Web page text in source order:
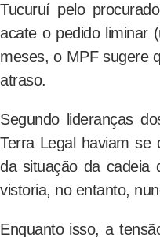
Tucuruí pelo
acate o pedido liminar
meses, o MPF sugere
atraso.
Segundo lideranças
Terra Legal haviam se
da situação da cadeia
vistoria, no entanto,
Enquanto isso, a